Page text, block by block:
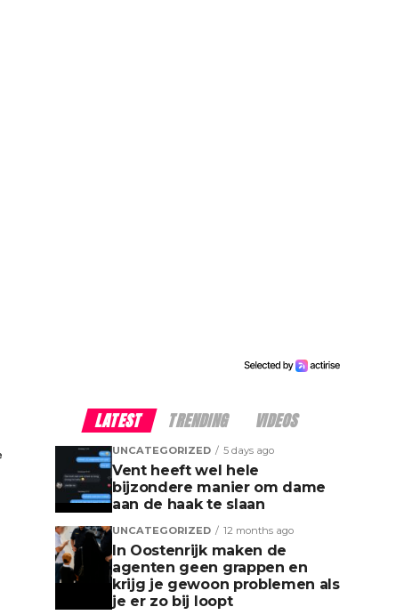
LATEST TRENDING VIDEOS
UNCATEGORIZED 5 days ago
Vent heeft wel hele
bijzondere manier om dame
aan de haak te slaan
UNCATEGORIZED 12 months ago
In Oostenrijk maken de
agenten geen grappen en
krijg je gewoon problemen als
je er zo bij loopt